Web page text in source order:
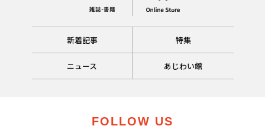
新着記事 特集
ニュース あじわい館
FOLLOW US